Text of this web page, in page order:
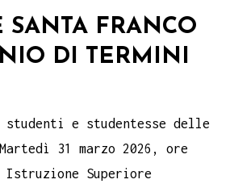
SANTA FRANCO
DI TERMINI
e studentesse delle
31 marzo 2026, ore
Superiore